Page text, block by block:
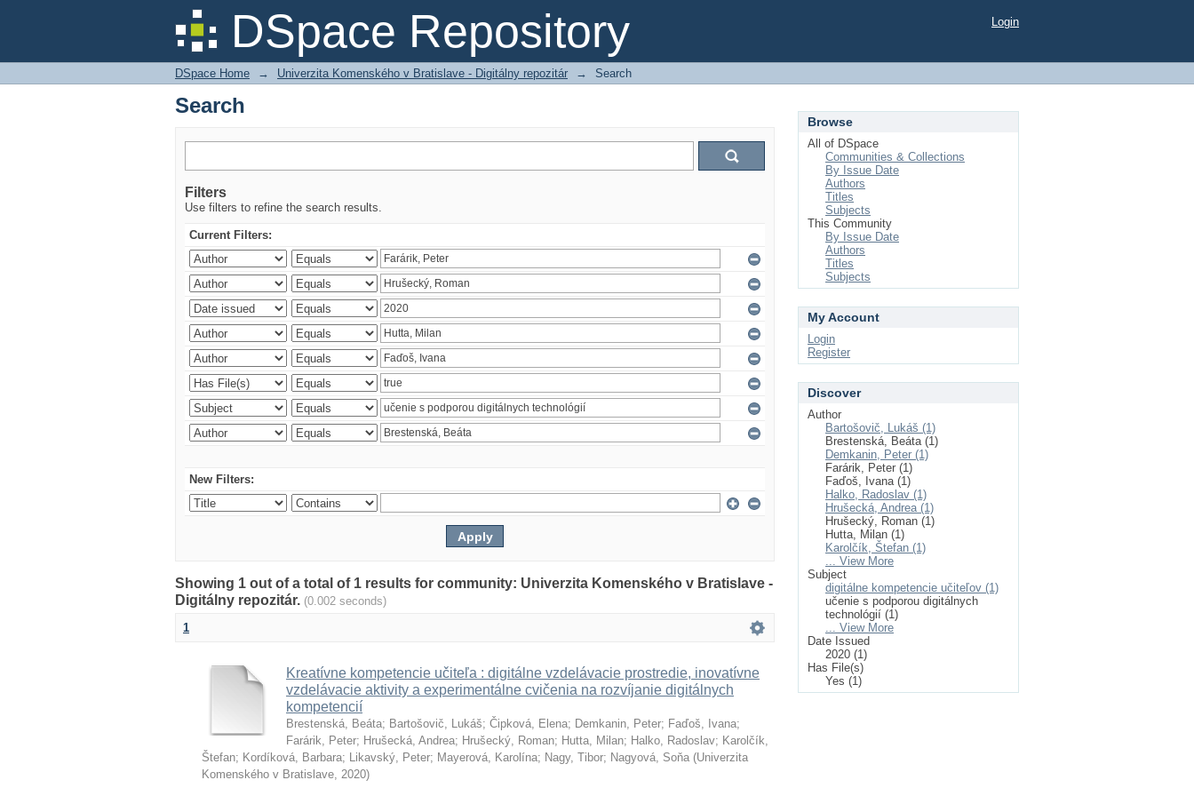
DSpace Repository
Search Login
DSpace Home → Univerzita Komenského v Bratislave - Digitálny repozitár → Search
Search
Filters
Use filters to refine the search results.
Current Filters:
New Filters:
Showing 1 out of a total of 1 results for community: Univerzita Komenského v Bratislave -
Digitálny repozitár. (0.002 seconds)
1
Kreatívne kompetencie učiteľa : digitálne vzdelávacie prostredie, inovatívne
vzdelávacie aktivity a experimentálne cvičenia na rozvíjanie digitálnych
kompetencií
Brestenská, Beáta; Bartošovič, Lukáš; Čipková, Elena; Demkanin, Peter; Faďoš, Ivana;
Farárik, Peter; Hrušecká, Andrea; Hrušecký, Roman; Hutta, Milan; Halko, Radoslav; Karolčík,
Štefan; Kordíková, Barbara; Likavský, Peter; Mayerová, Karolína; Nagy, Tibor; Nagyová, Soňa (Univerzita
Komenského v Bratislave, 2020)
Browse
All of DSpace
Communities & Collections
By Issue Date
Authors
Titles
Subjects
This Community
By Issue Date
Authors
Titles
Subjects
My Account
Login
Register
Discover
Author
Bartošovič, Lukáš (1)
Brestenská, Beáta (1)
Demkanin, Peter (1)
Farárik, Peter (1)
Faďoš, Ivana (1)
Halko, Radoslav (1)
Hrušecká, Andrea (1)
Hrušecký, Roman (1)
Hutta, Milan (1)
Karolčík, Štefan (1)
... View More
Subject
digitálne kompetencie učiteľov (1)
učenie s podporou digitálnych
technológií (1)
... View More
Date Issued
2020 (1)
Has File(s)
Yes (1)